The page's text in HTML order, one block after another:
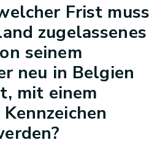
Frist muss
zugelassenes
seinem
neu in Belgien
mit einem